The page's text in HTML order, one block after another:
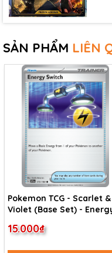
SẢN PHẨM LIÊN
Pokemon TCG - Scarlet &
Violet (Base Set) -
15.000₫